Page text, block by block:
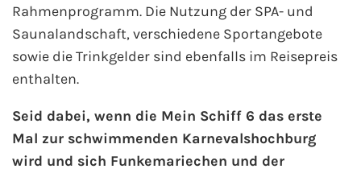
Rahmenprogramm. Die Nutzung der SPA- und
Saunalandschaft, verschiedene Sportangebote
sowie die Trinkgelder sind ebenfalls im Reisepreis
enthalten.
Seid dabei, wenn die Mein Schiff 6 das erste
Mal zur schwimmenden Karnevalshochburg
wird und sich Funkemariechen und der